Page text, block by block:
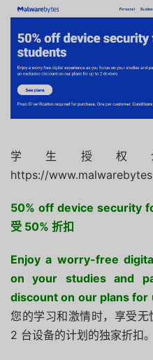
学生授权
https://
50% off device security
受 50% 折扣
Enjoy a worry-free
on your studies and
discount on our plans for
您的学习和激情时，享受
2 台设备的计划的独家折扣。